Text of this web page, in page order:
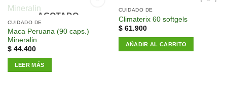
lista de
deseos
AGOTADO
CUIDADO DE
Maca Peruana (90 caps.)
Mineralin
$44.400
LEER MÁS
CUIDADO DE
Climaterix 60 softgels
$61.900
AÑADIR AL CARRITO